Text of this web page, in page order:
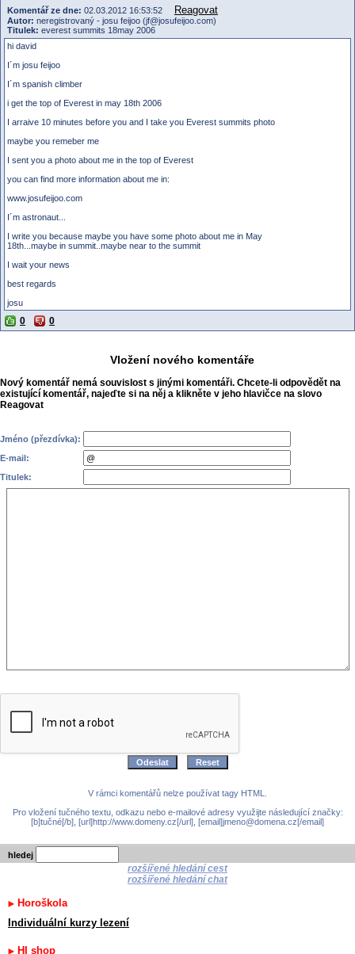
Komentář ze dne: 02.03.2012 16:53:52 Reagovat
Autor: neregistrovaný - josu feijoo (jf@josufeijoo.com)
Titulek: everest summits 18may 2006
hi david
I´m josu feijoo
I´m spanish climber
i get the top of Everest in may 18th 2006
I arraive 10 minutes before you and I take you Everest summits photo
maybe you remeber me
I sent you a photo about me in the top of Everest
you can find more information about me in:
www.josufeijoo.com
I´m astronaut...
I write you because maybe you have some photo about me in May
18th...maybe in summit..maybe near to the summit
I wait your news
best regards
josu
0 0
Vložení nového komentáře
Nový komentář nemá souvislost s jinými komentáři. Chcete-li odpovědět na
existující komentář, najeďte si na něj a klikněte v jeho hlavičce na slovo
Reagovat
Jméno (přezdívka):
E-mail:
Titulek:
V rámci komentářů nelze používat tagy HTML.
Pro vložení tučného textu, odkazu nebo e-mailové adresy využijte následující značky:
[b]tučné[/b], [url]http://www.domeny.cz[/url], [email]jmeno@domena.cz[/email]
hledej
rozšířené hledání cest
rozšířené hledání chat
Horoškola
Individuální kurzy lezení
HI shop